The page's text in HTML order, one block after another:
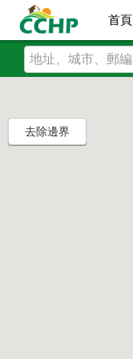
首頁
去除邊界